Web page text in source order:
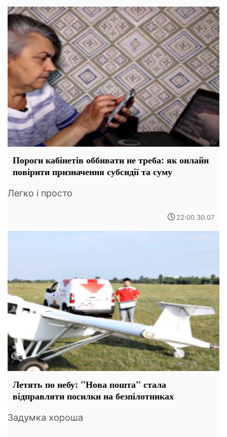
Пороги кабінетів оббивати не треба: як онлайн
повірити призначення субсидії та суму
Легко і просто
22:00 30.07
Летять по небу: "Нова пошта" стала
відправляти посилки на безпілотниках
Задумка хороша